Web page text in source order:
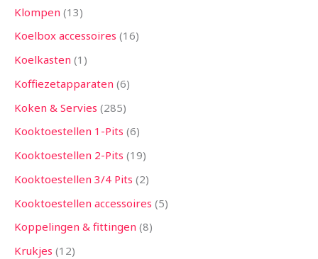
Klompen 13
Koelbox accessoires 16
Koelkasten 1
Koffiezetapparaten 6
Koken & Servies 285
Kooktoestellen 1-Pits 6
Kooktoestellen 2-Pits 19
Kooktoestellen 3/4 Pits 2
Kooktoestellen accessoires 5
Koppelingen & fittingen 8
Krukjes 12